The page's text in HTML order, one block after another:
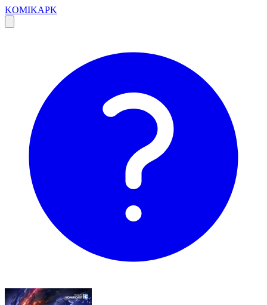
KOMIKAPK